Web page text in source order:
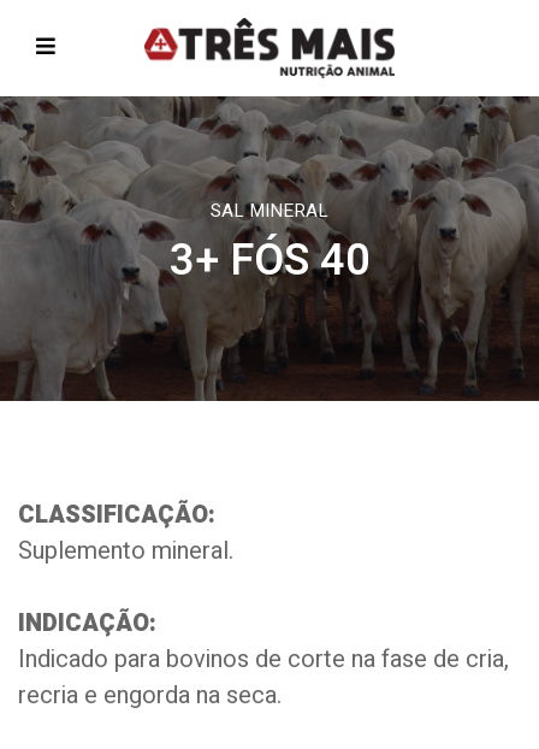
SAL MINERAL
3+ FÓS 40
CLASSIFICAÇÃO:
Suplemento mineral.
INDICAÇÃO:
Indicado para bovinos de corte na fase de cria,
recria e engorda na seca.